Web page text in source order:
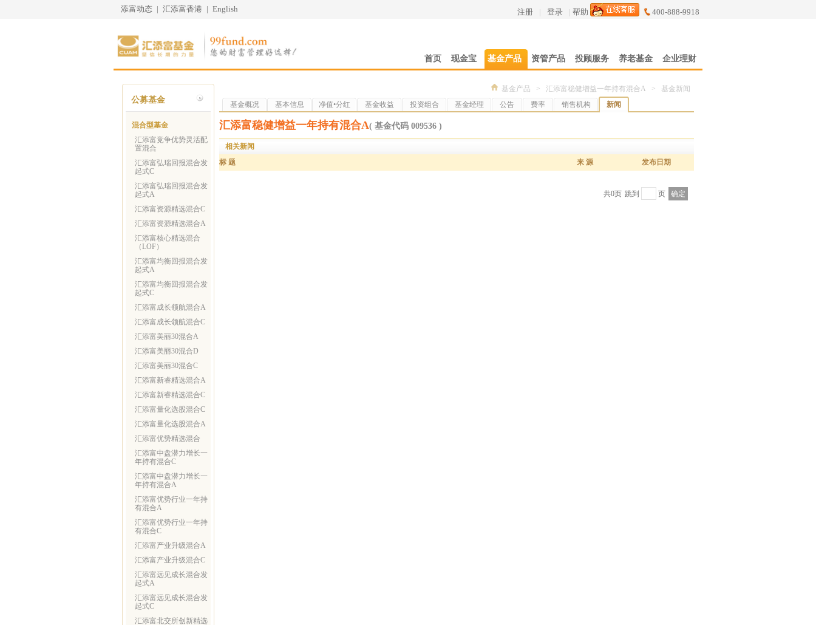
添富动态 | 汇添富香港 | English 注册 | 登录 | 帮助 400-888-9918
首页 现金宝 基金产品 资管产品 投顾服务 养老基金 企业理财
公募基金
混合型基金
汇添富竞争优势灵活配
置混合
汇添富弘瑞回报混合发
起式C
汇添富弘瑞回报混合发
起式A
汇添富资源精选混合C
汇添富资源精选混合A
汇添富核心精选混合
（LOF）
汇添富均衡回报混合发
起式A
汇添富均衡回报混合发
起式C
汇添富成长领航混合A
汇添富成长领航混合C
汇添富美丽30混合A
汇添富美丽30混合D
汇添富美丽30混合C
汇添富新睿精选混合A
汇添富新睿精选混合C
汇添富量化选股混合C
汇添富量化选股混合A
汇添富优势精选混合
汇添富中盘潜力增长一
年持有混合C
汇添富中盘潜力增长一
年持有混合A
汇添富优势行业一年持
有混合A
汇添富优势行业一年持
有混合C
汇添富产业升级混合A
汇添富产业升级混合C
汇添富远见成长混合发
起式A
汇添富远见成长混合发
起式C
汇添富北交所创新精选
基金产品 > 汇添富稳健增益一年持有混合A > 基金新闻
基金概况 基本信息 净值•分红 基金收益 投资组合 基金经理 公告 费率 销售机构 新闻
汇添富稳健增益一年持有混合A( 基金代码 009536 )
相关新闻
标 题 来 源 发布日期
共0页 跳到 页 确定